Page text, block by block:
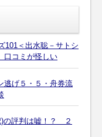
101＜出水聡－サトシ
口コミが怪しい
逃げ５・５・舟券流
)の評判は嘘！？ ２